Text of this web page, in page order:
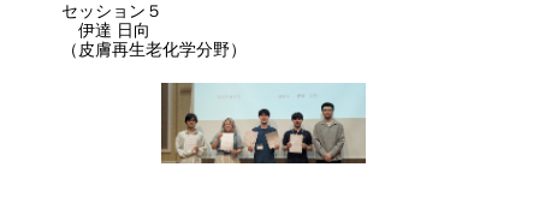
セッション５
伊達 日向
（皮膚再生老化学分野）